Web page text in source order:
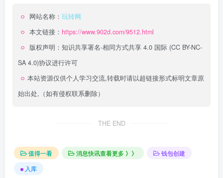
网站名称： 玩转网
本文链接： https://www.902d.com/9512.html
版权声明： 知识共享署名-相同方式共享 4.0 国际 (CC BY-NC-
SA 4.0)协议进行许可
本站资源仅供个人学习交流,转载时请以超链接形式标明文章原
始出处,（如有侵权联系删除）
THE END
值得一看 消息快讯查看更多 》》
钱包创建
入库